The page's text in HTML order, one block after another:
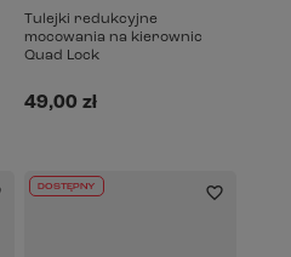
Tulejki redukcyjne
mocowania na kierownic
Quad Lock
49,00 zł
DOSTĘPNY